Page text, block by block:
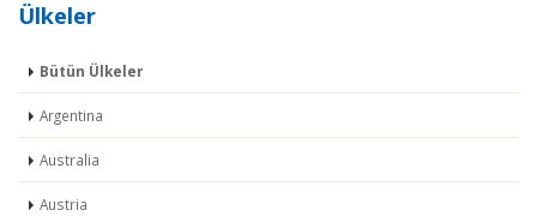
Ülkeler
Bütün Ülkeler
Argentina
Australia
Austria